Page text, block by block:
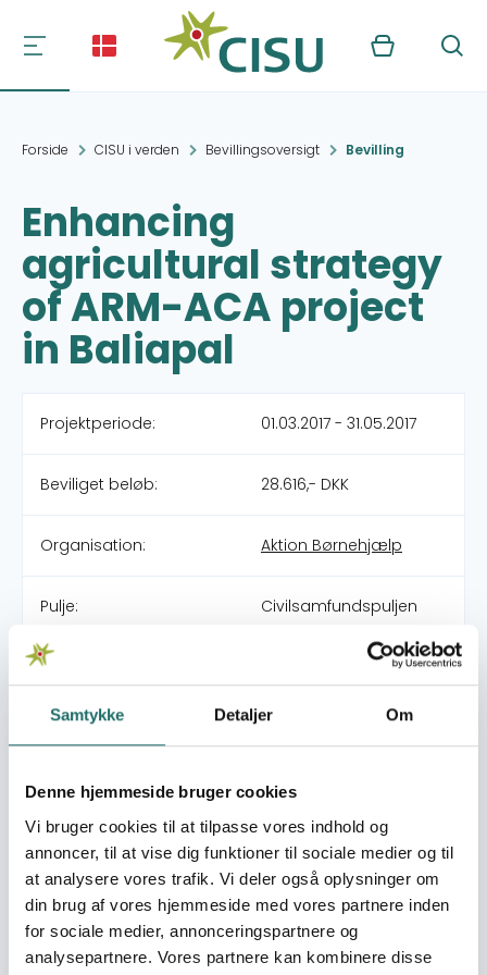
Samtykke Detaljer Om
Denne hjemmeside bruger cookies
Vi bruger cookies til at tilpasse vores indhold og
annoncer, til at vise dig funktioner til sociale medier og til
at analysere vores trafik. Vi deler også oplysninger om
din brug af vores hjemmeside med vores partnere inden
for sociale medier, annonceringspartnere og
analysepartnere. Vores partnere kan kombinere disse
Kurv Søg
Forside CISU i verden Bevillingsoversigt Bevilling
Enhancing
agricultural strategy
of ARM-ACA project
in Baliapal
Projektperiode: 01.03.2017 - 31.05.2017
Beviliget beløb: 28.616,- DKK
Organisation: Aktion Børnehjælp
Pulje: Civilsamfundspuljen
Indsatsområde: Fælles Færdiggørelse
Indsatser foregår i: India
Resume
Projektet vi forventer at søge efter Fælles Færdiggørelse
vil være et pilotprojekt som skal implementeres i 15
landsbyer i Balasore District i Orissa stat. Befolkningen
her er særdeles sårbar, da landsbyerne er meget fattige,
der er mange marginaliserede grupper og
landbrugsmetoderne er forældede og sårbare i forhold